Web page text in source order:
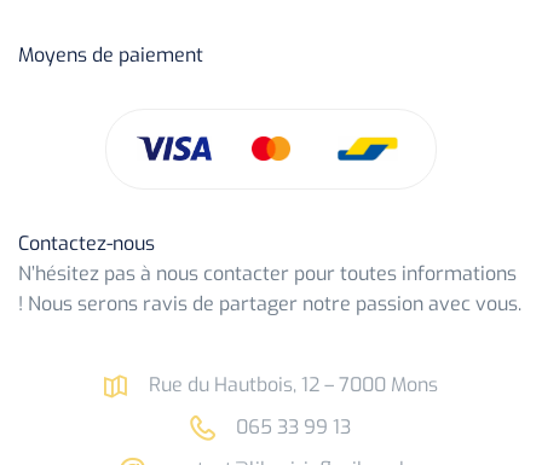
Moyens de paiement
Contactez-nous
N’hésitez pas à nous contacter pour toutes informations
! Nous serons ravis de partager notre passion avec vous.
Rue du Hautbois, 12 – 7000 Mons
065 33 99 13